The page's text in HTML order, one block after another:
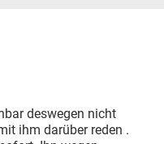
deswegen nicht
ihm darüber reden .